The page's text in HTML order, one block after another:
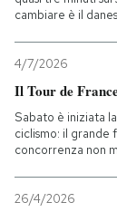
cambiare è il
4/7/2026
Il Tour de
Sabato è iniziata
ciclismo: il grande
concorrenza non
26/4/2026